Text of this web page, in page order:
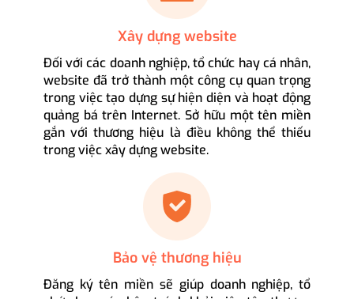
Xây dựng website
Đối với các doanh nghiệp, tổ chức hay cá nhân,
website đã trở thành một công cụ quan trọng
trong việc tạo dựng sự hiện diện và hoạt động
quảng bá trên Internet. Sở hữu một tên miền
gắn với thương hiệu là điều không thể thiếu
trong việc xây dựng website.
Bảo vệ thương hiệu
Đăng ký tên miền sẽ giúp doanh nghiệp, tổ